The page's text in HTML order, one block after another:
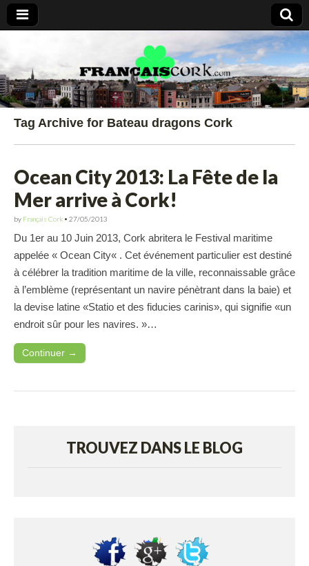
Francais Cork
Tag Archive for Bateau dragons Cork
Ocean City 2013: La Fête de la
Mer arrive à Cork!
by Français Cork • 27/05/2013
Du 1er au 10 Juin 2013, Cork abritera le Festival maritime
appelée « Ocean City« . Cet événement particulier est destiné
à célébrer la tradition maritime de la ville, reconnaissable grâce
à l’emblème (représentant un navire pénètrant dans la baie) et
la devise latine «Statio et des fiducies carinis», qui signifie «un
endroit sûr pour les navires. »…
Continuer →
TROUVEZ DANS LE BLOG